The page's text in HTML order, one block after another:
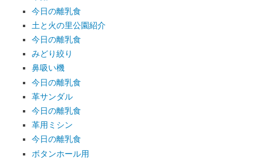
今日の離乳食
土と火の里公園紹介
今日の離乳食
みどり絞り
鼻吸い機
今日の離乳食
革サンダル
今日の離乳食
革用ミシン
今日の離乳食
ボタンホール用